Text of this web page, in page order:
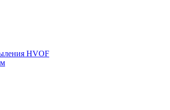
HVOF